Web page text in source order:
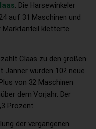
. Die Harsewinkeler
auf 31 Maschinen und
Marktanteil kletterte
Claas zu den großen
Jänner wurden 102 neue
von 32 Maschinen
dem Vorjahr. Der
Prozent.
der vergangenen